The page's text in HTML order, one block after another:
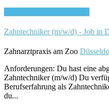
Zahntechniker (m/w/d) - Job in
Zahnarztpraxis am Zoo
Anforderungen: Du hast eine
Zahntechniker (m/w/d) Du
Berufserfahrung als
du...